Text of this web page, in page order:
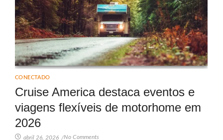
CONECTADO
Cruise America destaca eventos e
viagens flexíveis de motorhome em
2026
abril 26, 2026 /No Comments